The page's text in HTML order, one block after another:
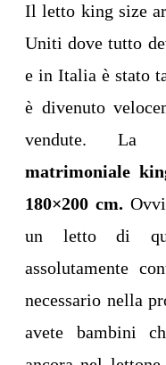
Il letto king size
Uniti dove tutto
e in Italia è stato
è divenuto
vendute. La
matrimoniale
180×200 cm.
un letto di
assolutamente
necessario nella
avete bambini